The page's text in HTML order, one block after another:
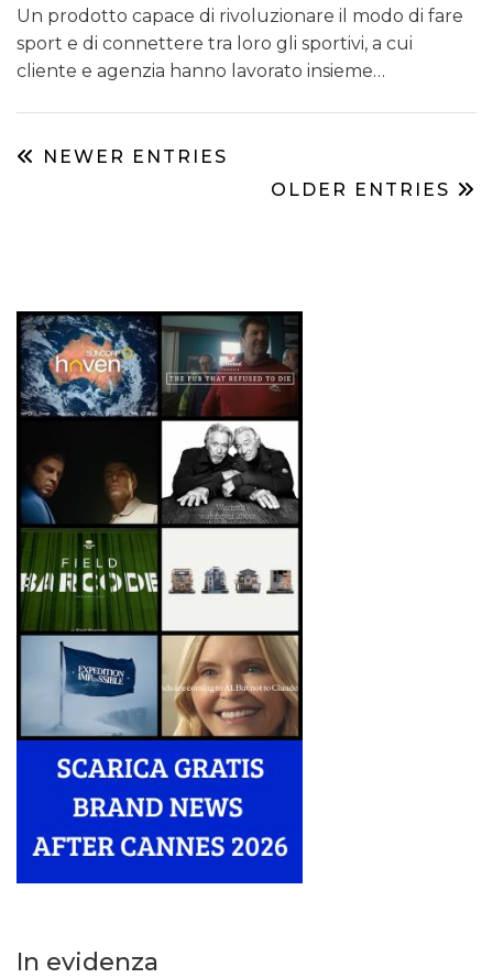
Un prodotto capace di rivoluzionare il modo di fare
sport e di connettere tra loro gli sportivi, a cui
cliente e agenzia hanno lavorato insieme…
NEWER ENTRIES
OLDER ENTRIES
In evidenza